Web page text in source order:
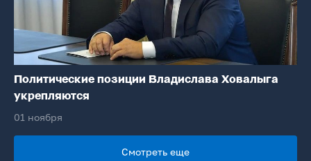
Политические позиции Владислава Ховалыга
укрепляются
01 ноября
Смотреть еще